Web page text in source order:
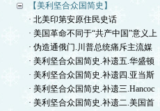
【美利坚合众国简史】
· 北美印第安原住民史话
· 美国革命不同于“共产中国”意义上
· 伪造通俄门.川普总统痛斥主流媒
· 美利坚合众国简史.补遗五.华盛顿
· 美利坚合众国简史.补遗四.亚当斯
· 美利坚合众国简史.补遗三.Hancoc
· 美利坚合众国简史.补遗二.美国首